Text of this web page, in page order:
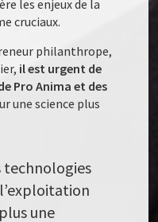
les enjeux de la
cruciaux.
philanthrope,
il est urgent de
Pro Anima et des
une science plus
technologies
une